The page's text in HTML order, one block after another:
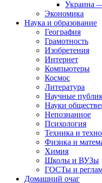
Украина
Экономика
Наука и образование
География
Грамотность
Изобретения
Интернет
Компьютеры
Космос
Литература
Научные
Науки
Непознанное
Психология
Техника и
Физика и
Химия
Школы и ВУЗы
ГОСТы и
Домашний очаг